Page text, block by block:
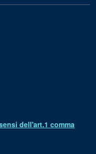
dell'art.1 comma